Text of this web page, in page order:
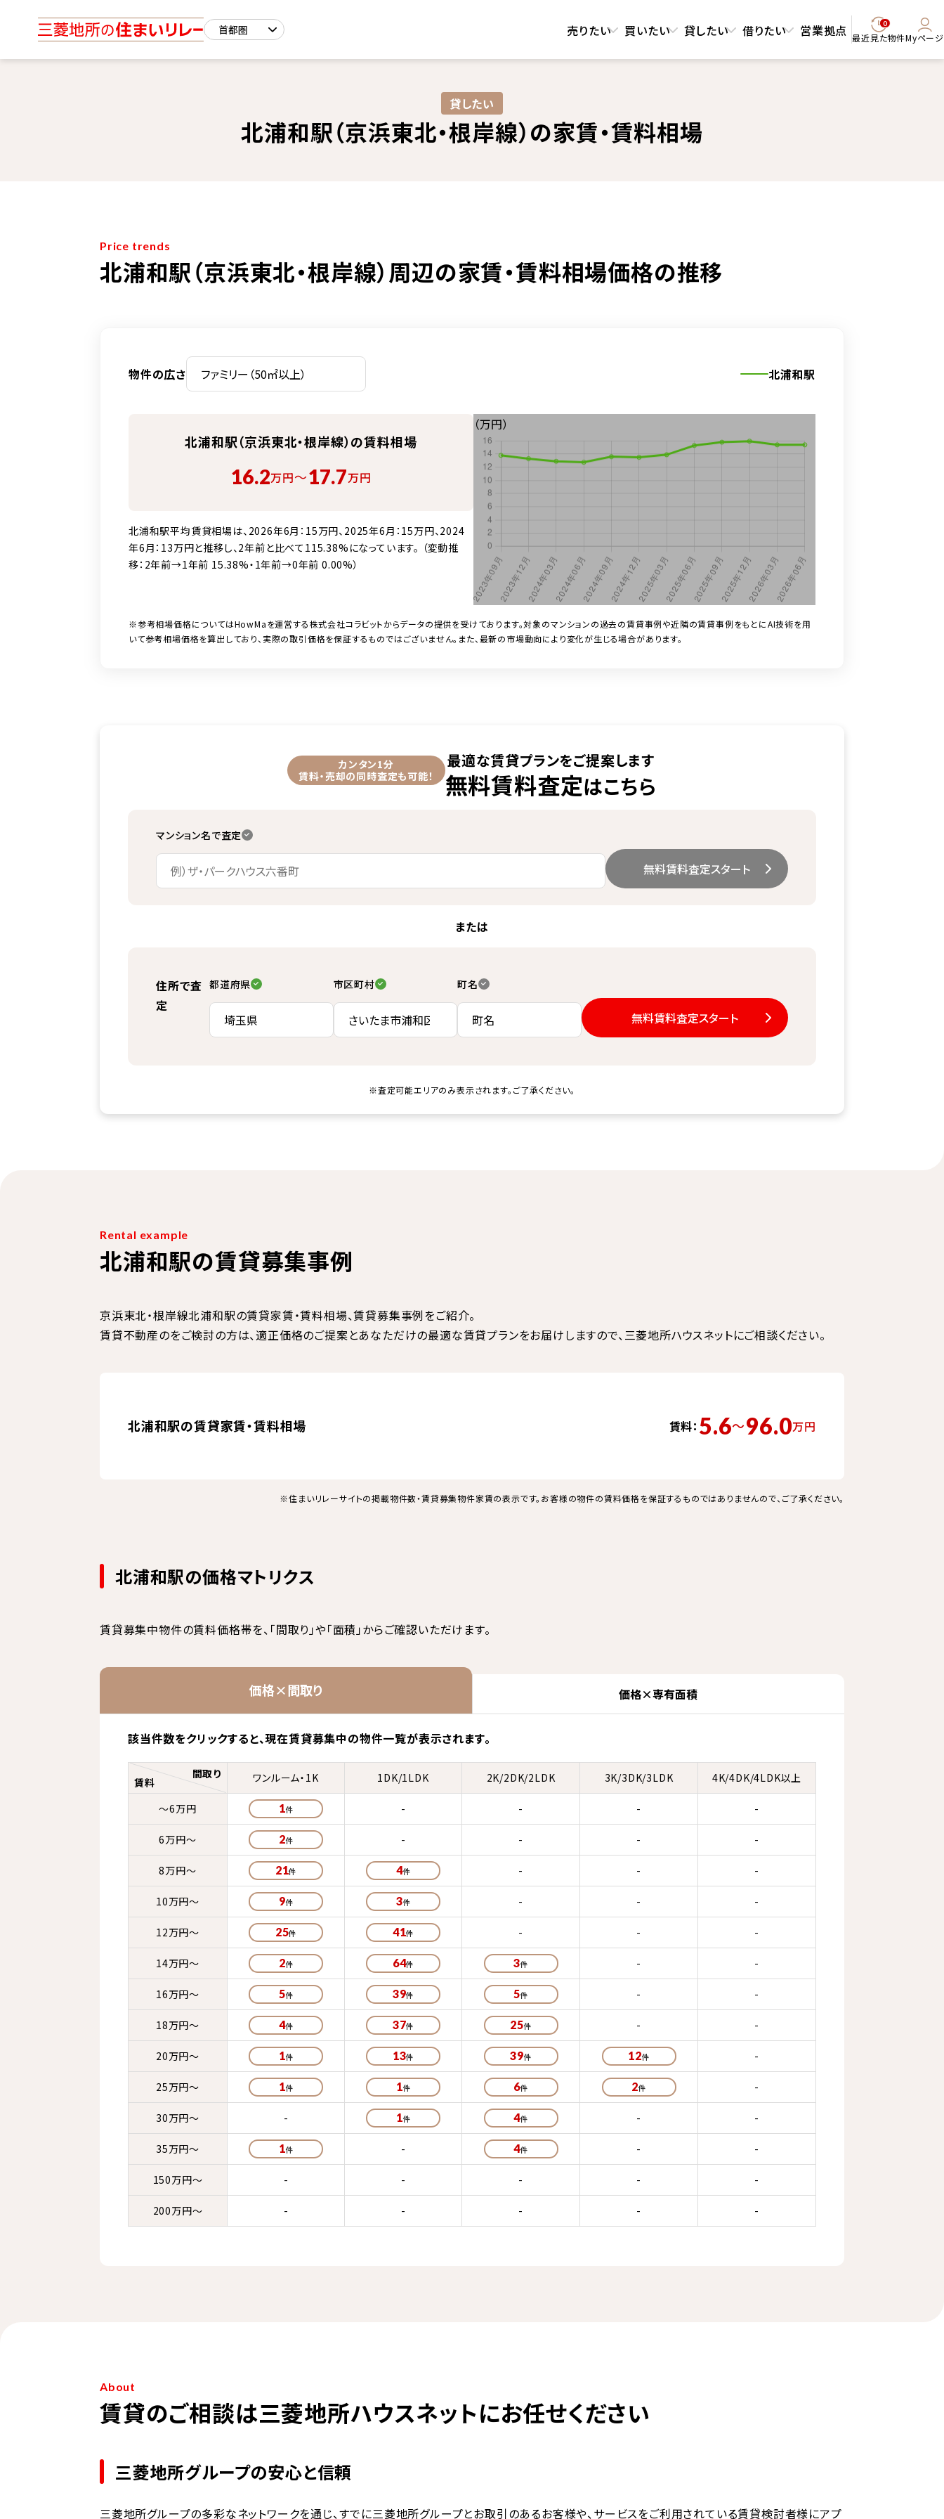
売りたい 買いたい 貸したい 借りたい 営業拠点 0
最近見た物件Myページ
貸したい
北浦和駅（京浜東北・根岸線）の家賃・賃料相場
Price trends
北浦和駅（京浜東北・根岸線）周辺の家賃・賃料相場価格の推移
物件の広さ 北浦和駅
北浦和駅（京浜東北・根岸線）の賃料相場
16.2万円〜17.7万円
北浦和駅平均賃貸相場は、2026年6月：15万円、2025年6月：15万円、2024
年6月：13万円と推移し、2年前と比べて115.38%になっています。 （変動推
移：2年前→1年前 15.38%・1年前→0年前 0.00%）
（万円）
※参考相場価格についてはHowMaを運営する株式会社コラビットからデータの提供を受けております。対象のマンションの過去の賃貸事例や近隣の賃貸事例をもとにAI技術を用
いて参考相場価格を算出しており、実際の取引価格を保証するものではございません。また、最新の市場動向により変化が生じる場合があります。
カンタン1分
賃料・売却の同時査定も可能！
最適な賃貸プランをご提案します
無料賃料査定はこちら
マンション名で査定
無料賃料査定スタート
または
住所で査
定
都道府県 市区町村 町名
無料賃料査定スタート
※査定可能エリアのみ表示されます。ご了承ください。
Rental example
北浦和駅の賃貸募集事例
京浜東北・根岸線北浦和駅の賃貸家賃・賃料相場、賃貸募集事例をご紹介。
賃貸不動産のをご検討の方は、適正価格のご提案とあなただけの最適な賃貸プランをお届けしますので、三菱地所ハウスネットにご相談ください。
北浦和駅の賃貸家賃・賃料相場 賃料： 5.6〜96.0万円
※住まいリレーサイトの掲載物件数・賃貸募集物件家賃の表示です。お客様の物件の賃料価格を保証するものではありませんので、ご了承ください。
北浦和駅の価格マトリクス
賃貸募集中物件の賃料価格帯を、「間取り」や「面積」からご確認いただけます。
価格×間取り 価格×専有面積
該当件数をクリックすると、現在賃貸募集中の物件一覧が表示されます。
賃料
間取り ワンルーム・1K 1DK/1LDK 2K/2DK/2LDK 3K/3DK/3LDK 4K/4DK/4LDK以上
～6万円 1 - - - -
6万円～ 2 - - - -
8万円～ 21 4 - - -
10万円～ 9 3 - - -
12万円～ 25 41 - - -
14万円～ 2 64 3 - -
16万円～ 5 39 5 - -
18万円～ 4 37 25 - -
20万円～ 1 13 39 12 -
25万円～ 1 1 6 2 -
30万円～ - 1 4 - -
35万円～ 1 - 4 - -
150万円～ - - - - -
200万円～ - - - - -
About
賃貸のご相談は三菱地所ハウスネットにお任せください
三菱地所グループの安心と信頼
三菱地所グループの多彩なネットワークを通じ、すでに三菱地所グループとお取引のあるお客様や、サービスをご利用されている賃貸検討者様にアプ